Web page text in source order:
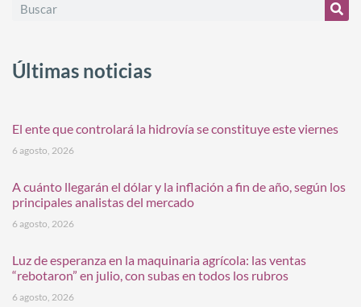
Últimas noticias
El ente que controlará la hidrovía se constituye este viernes
6 agosto, 2026
A cuánto llegarán el dólar y la inflación a fin de año, según los
principales analistas del mercado
6 agosto, 2026
Luz de esperanza en la maquinaria agrícola: las ventas
“rebotaron” en julio, con subas en todos los rubros
6 agosto, 2026